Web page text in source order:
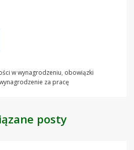
w wynagrodzeniu, obowiązki
za pracę
posty